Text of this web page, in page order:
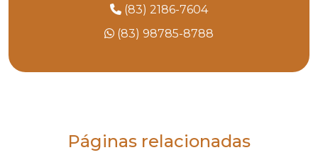
(83) 2186-7604
(83) 98785-8788
Páginas relacionadas